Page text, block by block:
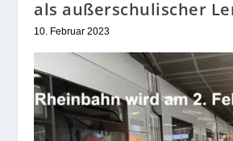
als außerschulischer
10. Februar 2023